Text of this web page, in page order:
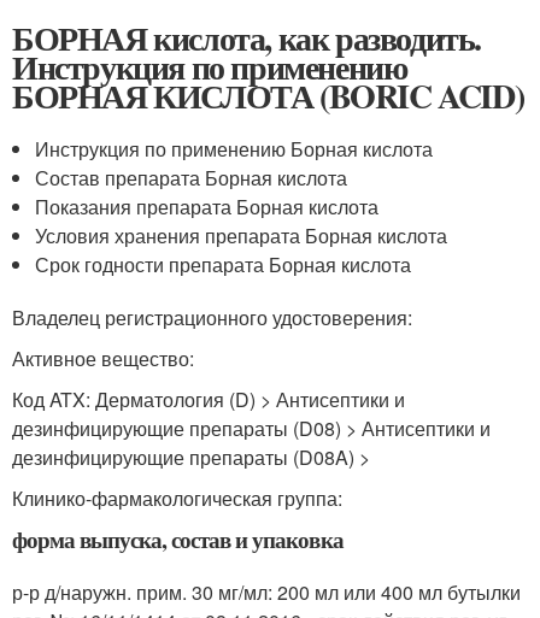
БОРНАЯ кислота, как разводить.
Инструкция по применению
БОРНАЯ КИСЛОТА (BORIC ACID)
Инструкция по применению Борная кислота
Состав препарата Борная кислота
Показания препарата Борная кислота
Условия хранения препарата Борная кислота
Срок годности препарата Борная кислота
Владелец регистрационного удостоверения:
Активное вещество:
Код ATX: Дерматология (D) > Антисептики и
дезинфицирующие препараты (D08) > Антисептики и
дезинфицирующие препараты (D08A) >
Клинико-фармакологическая группа:
форма выпуска, состав и упаковка
р-р д/наружн. прим. 30 мг/мл: 200 мл или 400 мл бутылки